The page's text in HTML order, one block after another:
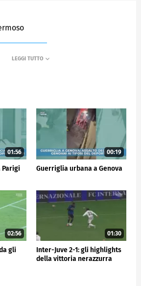
01:56
Parigi
00:19
Guerriglia urbana a Genova
02:56
gli
01:30
Inter-Juve 2-1: gli highlights
della vittoria nerazzurra